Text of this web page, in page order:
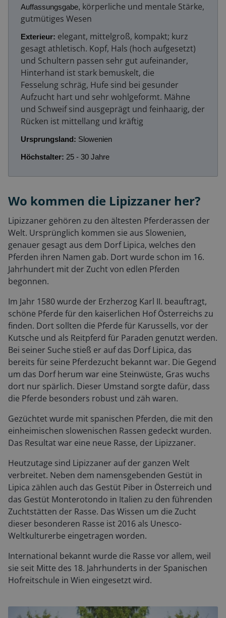
Auffassungsgabe, körperliche und mentale Stärke,
gutmütiges Wesen
Exterieur: elegant, mittelgroß, kompakt; kurz
gesagt athletisch. Kopf, Hals (hoch aufgesetzt)
und Schultern passen sehr gut aufeinander,
Hinterhand ist stark bemuskelt, die
Fesselung schräg, Hufe sind bei gesunder
Aufzucht hart und sehr wohlgeformt. Mähne
und Schweif sind ausgeprägt und feinhaarig, der
Rücken ist mittellang und kräftig
Ursprungsland: Slowenien
Höchstalter: 25 - 30 Jahre
Wo kommen die Lipizzaner her?
Lipizzaner gehören zu den ältesten Pferderassen der
Welt. Ursprünglich kommen sie aus Slowenien,
genauer gesagt aus dem Dorf Lipica, welches den
Pferden ihren Namen gab. Dort wurde schon im 16.
Jahrhundert mit der Zucht von edlen Pferden
begonnen.
Im Jahr 1580 wurde der Erzherzog Karl II. beauftragt,
schöne Pferde für den kaiserlichen Hof Österreichs zu
finden. Dort sollten die Pferde für Karussells, vor der
Kutsche und als Reitpferd für Paraden genutzt werden.
Bei seiner Suche stieß er auf das Dorf Lipica, das
bereits für seine Pferdezucht bekannt war. Die Gegend
um das Dorf herum war eine Steinwüste, Gras wuchs
dort nur spärlich. Dieser Umstand sorgte dafür, dass
die Pferde besonders robust und zäh waren.
Gezüchtet wurde mit spanischen Pferden, die mit den
einheimischen slowenischen Rassen gedeckt wurden.
Das Resultat war eine neue Rasse, der Lipizzaner.
Heutzutage sind Lipizzaner auf der ganzen Welt
verbreitet. Neben dem namensgebenden Gestüt in
Lipica zählen auch das Gestüt Piber in Österreich und
das Gestüt Monterotondo in Italien zu den führenden
Zuchtstätten der Rasse. Das Wissen um die Zucht
dieser besonderen Rasse ist 2016 als Unesco-
Weltkulturerbe eingetragen worden.
International bekannt wurde die Rasse vor allem, weil
sie seit Mitte des 18. Jahrhunderts in der Spanischen
Hofreitschule in Wien eingesetzt wird.